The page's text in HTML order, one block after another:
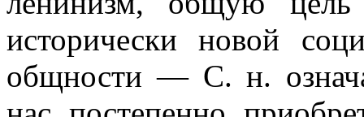
исторически новой
общности — С. н.